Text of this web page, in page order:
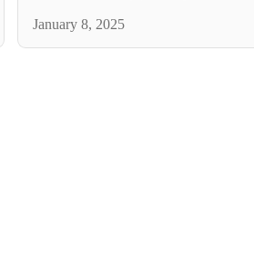
January 8, 2025